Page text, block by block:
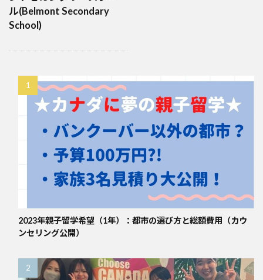
ル(Belmont Secondary
School)
2023年親子留学希望（1年）：都市の選び方と総額費用（カウ
ンセリング公開）